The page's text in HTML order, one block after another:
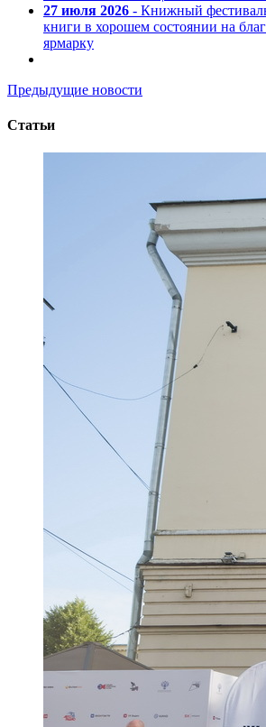
27 июля 2026 - Книжный
книги в хорошем состоянии на
ярмарку
Предыдущие новости
Статьи